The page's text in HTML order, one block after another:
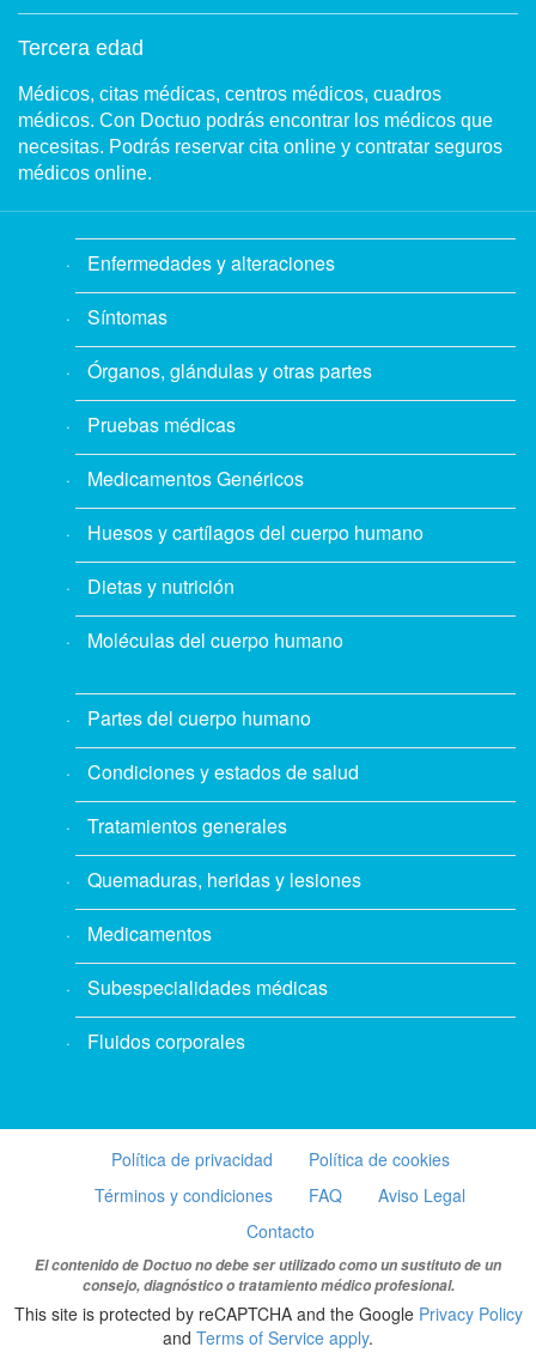
Tercera edad
Médicos, citas médicas, centros médicos, cuadros
médicos. Con Doctuo podrás encontrar los médicos que
necesitas. Podrás reservar cita online y contratar seguros
médicos online.
Enfermedades y alteraciones
Síntomas
Órganos, glándulas y otras partes
Pruebas médicas
Medicamentos Genéricos
Huesos y cartílagos del cuerpo humano
Dietas y nutrición
Moléculas del cuerpo humano
Partes del cuerpo humano
Condiciones y estados de salud
Tratamientos generales
Quemaduras, heridas y lesiones
Medicamentos
Subespecialidades médicas
Fluidos corporales
Política de privacidad
Política de cookies
Términos y condiciones
FAQ
Aviso Legal
Contacto
El contenido de Doctuo no debe ser utilizado como un sustituto de un
consejo, diagnóstico o tratamiento médico profesional.
This site is protected by reCAPTCHA and the Google Privacy Policy
and Terms of Service apply.